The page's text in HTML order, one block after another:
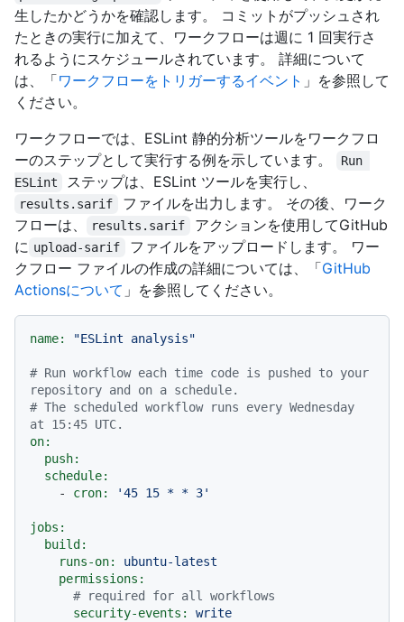
生したかどうかを確認します。 コミットがプッシュされ
たときの実行に加えて、ワークフローは週に 1 回実行さ
れるようにスケジュールされています。 詳細について
は、「ワークフローをトリガーするイベント 」を参照して
ください。
ワークフローでは、ESLint 静的分析ツールをワークフロ
ーのステップとして実行する例を示しています。
Run
ESLint
ステップは、ESLint ツールを実行し、
results.sarif
ファイルを出力します。 その後、ワーク
フローは、
results.sarif
アクションを使用してGitHub
に upload-sarif
ファイルをアップロードします。 ワー
クフロー ファイルの作成の詳細については、「GitHub
Actionsについて 」を参照してください。
name: "ESLint analysis"
# Run workflow each time code is pushed to your
repository and on a schedule.
# The scheduled workflow runs every Wednesday
at 15:45 UTC.
on:
push:
schedule:
-
cron: '45 15 * * 3'
jobs:
build:
runs-on:
ubuntu-latest
permissions:
# required for all workflows
security-events:
write